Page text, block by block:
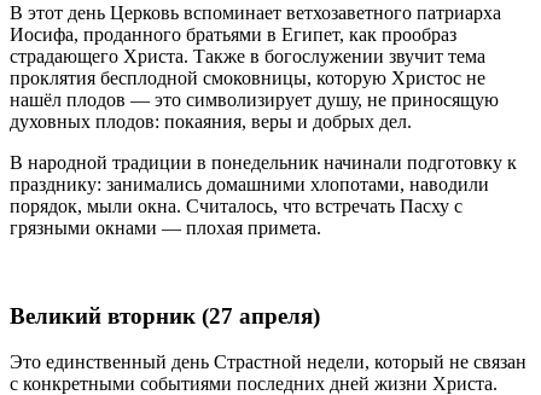
В этот день Церковь вспоминает ветхозаветного патриарха
Иосифа, проданного братьями в Египет, как прообраз
страдающего Христа. Также в богослужении звучит тема
проклятия бесплодной смоковницы, которую Христос не
нашёл плодов — это символизирует душу, не приносящую
духовных плодов: покаяния, веры и добрых дел.
В народной традиции в понедельник начинали подготовку к
празднику: занимались домашними хлопотами, наводили
порядок, мыли окна. Считалось, что встречать Пасху с
грязными окнами — плохая примета.
Великий вторник (27 апреля)
Это единственный день Страстной недели, который не связан
с конкретными событиями последних дней жизни Христа.